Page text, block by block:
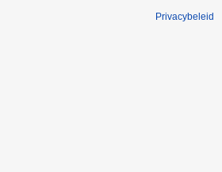
Privacybeleid